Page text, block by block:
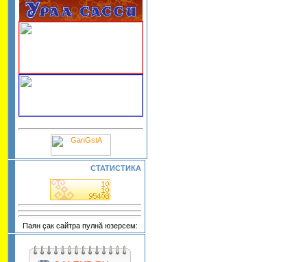
СТАТИСТИКА
Паян çак сайтра пулнă юзерсем: